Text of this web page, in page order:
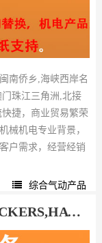
南侨乡,海峡西岸名
珠江三角洲,北接
捷，商业贸易繁荣
械机电专业背景，
户需求，经营经销
综合气动产品
液压气动产品厂家